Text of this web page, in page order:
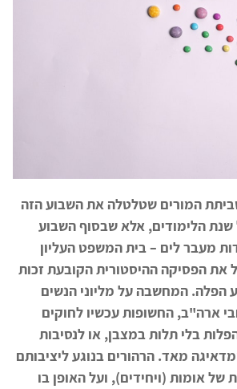
המורים שטלטלה את השבוע הזה
הלימודים, אלא שבסוף השבוע
מעבר לים – בית המשפט העליון
את הפסיקה ההיסטורית הקובעת זכות
הפלה. המחשבה על מליוני הנשים
ארה"ב, החשופות עכשיו לחוקים
בלי תלות במצבן, או לנסיבות
מאד. הרהורים בנוגע ליציבותם
אומות (ויחידים), ועל האופן בו